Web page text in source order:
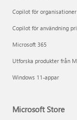
Copilot för organisationer
Copilot för användning
Microsoft 365
Utforska produkter från
Windows 11-appar
Microsoft Store